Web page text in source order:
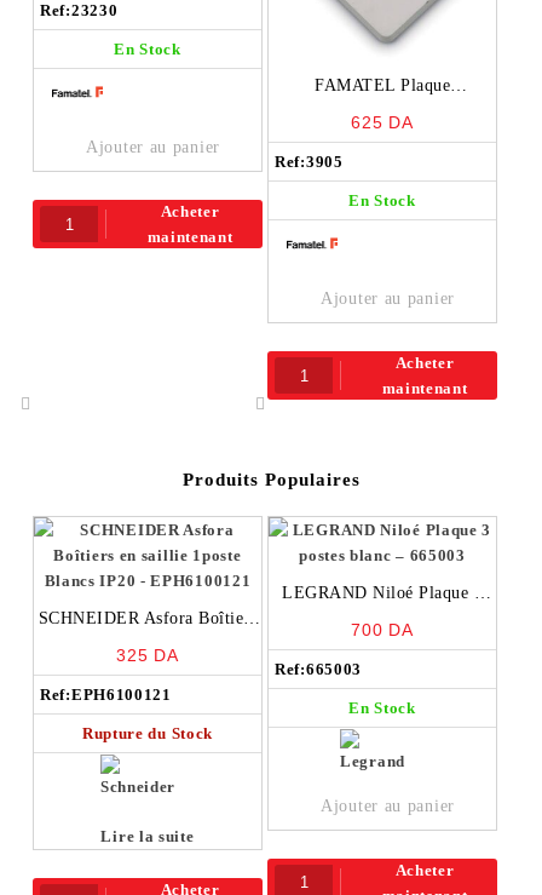
Ref:23230
En Stock
Ajouter au panier
Acheter
maintenant
FAMATEL Plaque
625 DA
Ref:3905
En Stock
Ajouter au panier
Acheter
maintenant
Produits Populaires
SCHNEIDER Asfora Boîtiers
325 DA
Ref:EPH6100121
Rupture du Stock
Lire la suite
Acheter
LEGRAND Niloé Plaque 3
700 DA
Ref:665003
En Stock
Ajouter au panier
Acheter